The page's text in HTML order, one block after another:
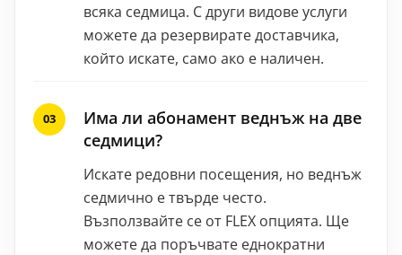
всяка седмица. С други видове услуги
можете да резервирате доставчика,
който искате, само ако е наличен.
Има ли абонамент веднъж на две
седмици?
Искате редовни посещения, но веднъж
седмично е твърде често.
Възползвайте се от FLEX опцията. Ще
можете да поръчвате еднократни